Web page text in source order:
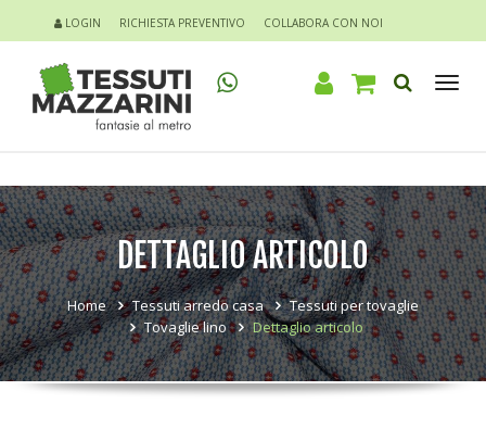
LOGIN RICHIESTA PREVENTIVO COLLABORA CON NOI
DETTAGLIO ARTICOLO
Home Tessuti arredo casa
Tessuti per tovaglie
Tovaglie lino
Dettaglio articolo